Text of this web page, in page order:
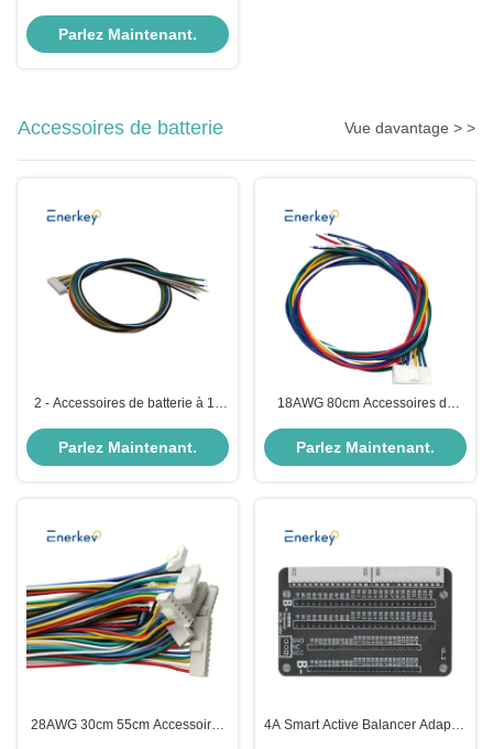
de mesure de tension de la
chaîne de batterie
Parlez Maintenant.
Accessoires de batterie Vue davantage > >
2 - Accessoires de batterie à 18
de connecteur de câble filaire
mâle femelle
Parlez Maintenant.
18AWG 80cm Accessoires de
épingle connecteur de câble
VH3.96
Parlez Maintenant.
28AWG 30cm 55cm Accessoires
4A Smart Active Balancer Adapter